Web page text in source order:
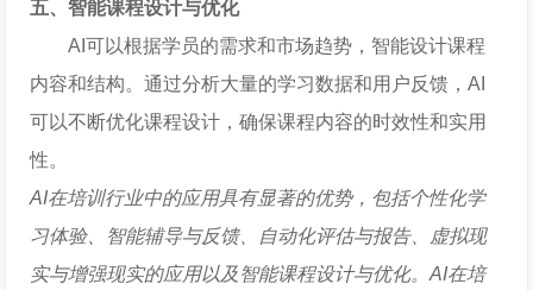
五、智能课程设计与优化
AI可以根据学员的需求和市场趋势，智能设计课程
内容和结构。通过分析大量的学习数据和用户反馈，AI
可以不断优化课程设计，确保课程内容的时效性和实用
性。
AI在培训行业中的应用具有显著的优势，包括个性化学
习体验、智能辅导与反馈、自动化评估与报告、虚拟现
实与增强现实的应用以及智能课程设计与优化。AI在培